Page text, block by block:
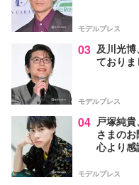
モデルプレス
03 及川光
ておりま
モデルプレス
04 戸塚純
さまのお
心より感
モデルプレス